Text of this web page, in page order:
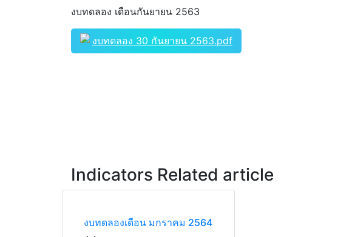
งบทดลอง เดือนกันยายน 2563
งบทดลอง 30 กันยายน 2563.pdf
Indicators Related article
งบทดลองเดือน มกราคม 2564